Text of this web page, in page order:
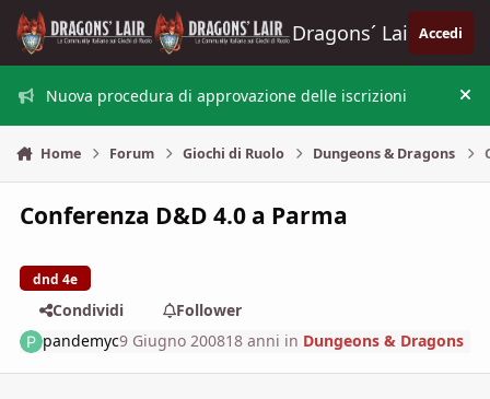
Vai al contenuto
Dragons´ Lair Accedi
Nuova procedura di approvazione delle iscrizioni
Home Forum Giochi di Ruolo Dungeons & Dragons
Conferenza D&D 4.0 a Parma
dnd 4e
Condividi
Follower
pandemyc9 Giugno 200818 anni in Dungeons & Dragons